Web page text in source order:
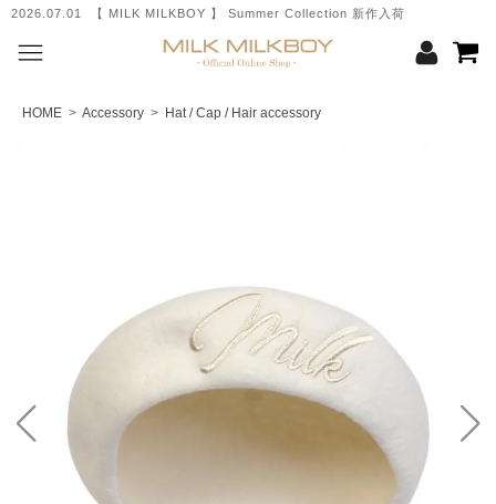
2026.07.01 【 MILK MILKBOY 】 Summer Collection 新作入荷
HOME > Accessory > Hat / Cap / Hair accessory